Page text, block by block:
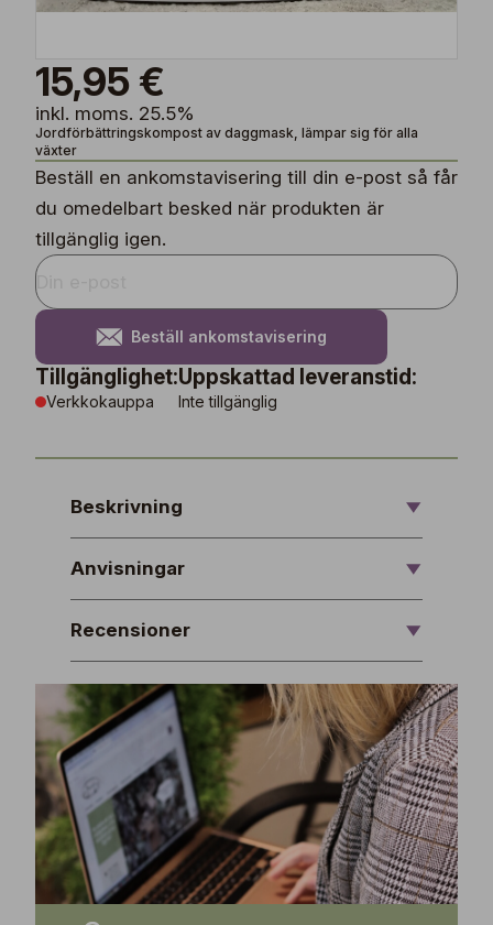
15,95 €
inkl. moms. 25.5%
Jordförbättringskompost av daggmask, lämpar sig för alla
växter
Beställ en ankomstavisering till din e-post så får
du omedelbart besked när produkten är
tillgänglig igen.
Beställ ankomstavisering
Tillgänglighet:
Verkkokauppa
Uppskattad leveranstid:
Inte tillgänglig
Beskrivning
Anvisningar
Recensioner